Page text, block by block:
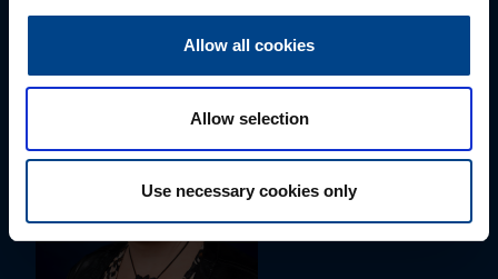
Allow all cookies
Allow selection
Use necessary cookies only
+358 50 596 7006
jussi.pernaa@utu.eu